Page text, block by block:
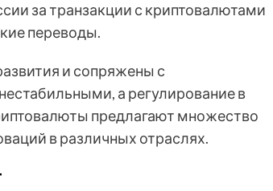
за транзакции с криптовалютами
переводы.
и сопряжены с
а регулирование в
предлагают множество
в различных отраслях.